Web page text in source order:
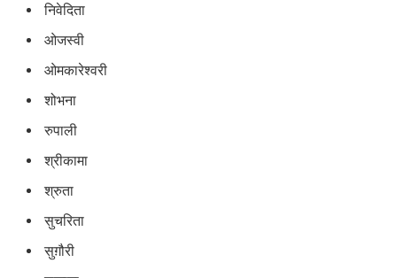
निवेदिता
ओजस्वी
ओमकारेश्वरी
शोभना
रुपाली
श्रीकामा
श्रुता
सुचरिता
सुग़ौरी